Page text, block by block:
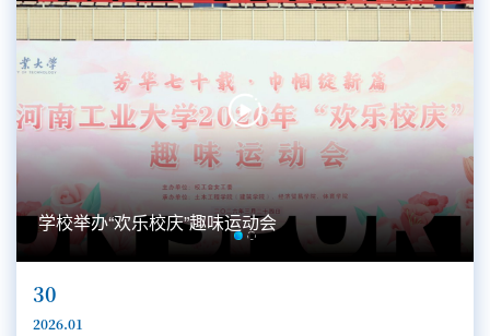
学校举办“欢乐校庆”趣味运动会
30
2026.01